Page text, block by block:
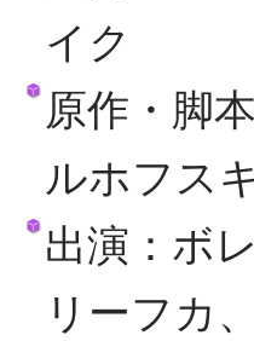
イク
原作・脚
ルホフス
出演：ボ
リーフカ